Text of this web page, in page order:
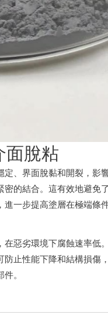
面脫粘
、界面脫黏和開裂，影
的結合。這有效地避免
一步提高塗層在極端條
惡劣環境下腐蝕速率低
止性能下降和結構損傷
。